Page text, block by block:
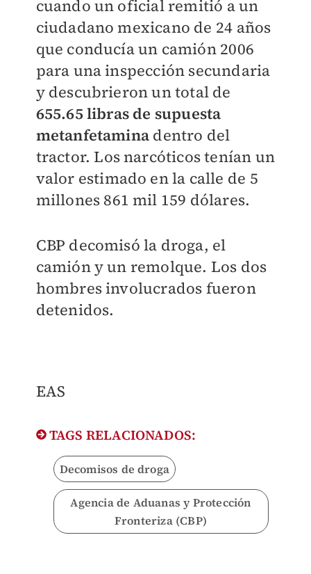
cuando un oficial remitió a un
ciudadano mexicano de 24 años
que conducía un camión 2006
para una inspección secundaria
y descubrieron un total de
655.65 libras de supuesta
metanfetamina dentro del
tractor. Los narcóticos tenían un
valor estimado en la calle de 5
millones 861 mil 159 dólares.
CBP decomisó la droga, el
camión y un remolque. Los dos
hombres involucrados fueron
detenidos.
EAS
TAGS RELACIONADOS:
Decomisos de droga
Agencia de Aduanas y Protección
Fronteriza (CBP)